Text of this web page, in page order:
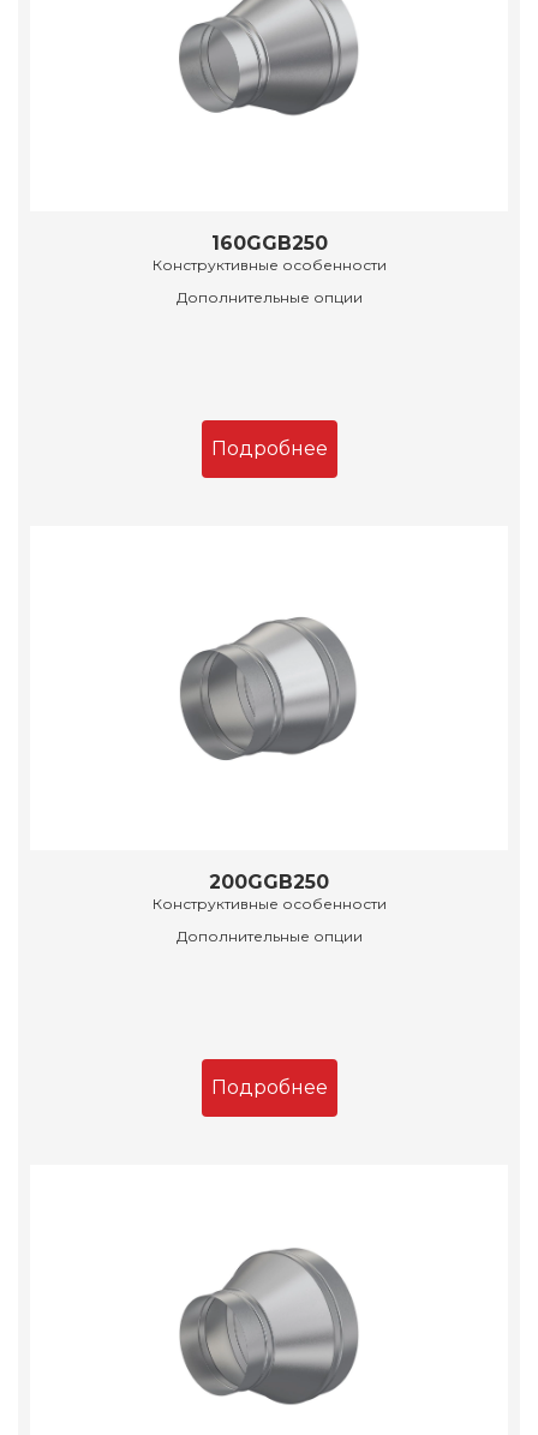
160GGB250
Конструктивные особенности
Дополнительные опции
Подробнее
200GGB250
Конструктивные особенности
Дополнительные опции
Подробнее